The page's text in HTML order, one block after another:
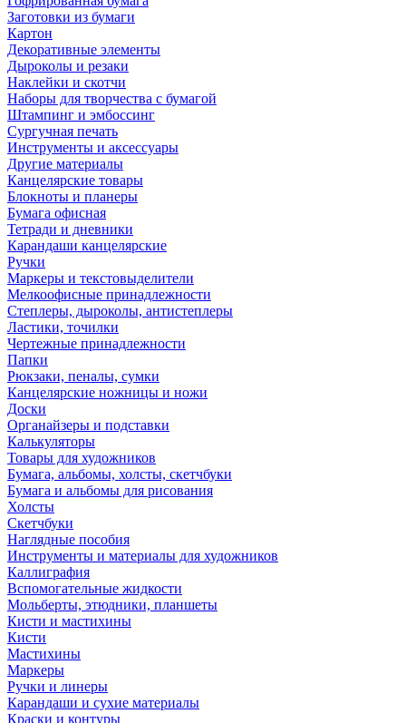
Заготовки из бумаги
Картон
Декоративные элементы
Дыроколы и резаки
Наклейки и скотчи
Наборы для творчества с бумагой
Штампинг и эмбоссинг
Сургучная печать
Инструменты и аксессуары
Другие материалы
Канцелярские товары
Блокноты и планеры
Бумага офисная
Тетради и дневники
Карандаши канцелярские
Ручки
Маркеры и текстовыделители
Мелкоофисные принадлежности
Степлеры, дыроколы, антистеплеры
Ластики, точилки
Чертежные принадлежности
Папки
Рюкзаки, пеналы, сумки
Канцелярские ножницы и ножи
Доски
Органайзеры и подставки
Калькуляторы
Товары для художников
Бумага, альбомы, холсты, скетчбуки
Бумага и альбомы для рисования
Холсты
Скетчбуки
Наглядные пособия
Инструменты и материалы для художников
Каллиграфия
Вспомогательные жидкости
Мольберты, этюдники, планшеты
Кисти и мастихины
Кисти
Мастихины
Маркеры
Ручки и линеры
Карандаши и сухие материалы
Краски и контуры